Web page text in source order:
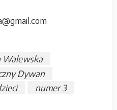
Walewska
Dywan
numer 3